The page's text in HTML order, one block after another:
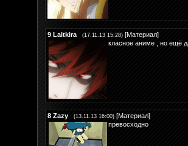
9 Laitkira (17.11.13 15:28) [Материал]
класное аниме , но ещё
8 Zazy (13.11.13 16:00) [Материал]
превосходно